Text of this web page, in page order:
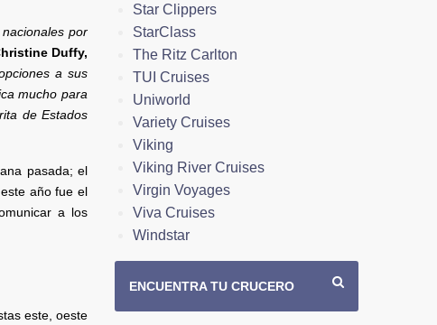
por
Duffy,
a sus
mucho para
de Estados
pasada; el
año fue el
a los
este, oeste
Star Clippers
StarClass
The Ritz Carlton
TUI Cruises
Uniworld
Variety Cruises
Viking
Viking River Cruises
Virgin Voyages
Viva Cruises
Windstar
ENCUENTRA TU CRUCERO